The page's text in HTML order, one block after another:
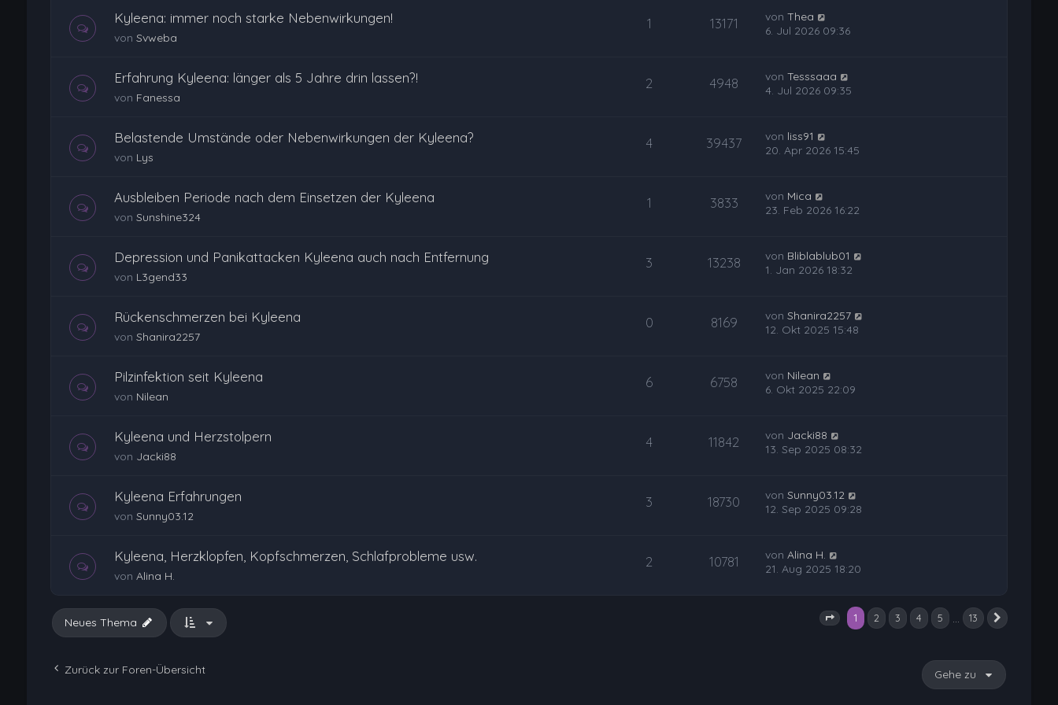
Kyleena: immer noch starke Nebenwirkungen!
von Svweba
1 13171 vonThea
6. Jul 2026 09:36
Erfahrung Kyleena: länger als 5 Jahre drin lassen?!
von Fanessa
2 4948 vonTesssaaa
4. Jul 2026 09:35
Belastende Umstände oder Nebenwirkungen der Kyleena?
von Lys
4 39437 von liss91
20. Apr 2026 15:45
Ausbleiben Periode nach dem Einsetzen der Kyleena
von Sunshine324
1 3833 von Mica
23. Feb 2026 16:22
Depression und Panikattacken Kyleena auch nach Entfernung
von L3gend33
3 13238 von Bliblablub01
1. Jan 2026 18:32
Rückenschmerzen bei Kyleena
von Shanira2257
0 8169 vonShanira2257
12. Okt 2025 15:48
Pilzinfektion seit Kyleena
von Nilean
6 6758 von Nilean
6. Okt 2025 22:09
Kyleena und Herzstolpern
von Jacki88
4 11842 von Jacki88
13. Sep 2025 08:32
Kyleena Erfahrungen
von Sunny03.12
3 18730 vonSunny03.12
12. Sep 2025 09:28
Kyleena, Herzklopfen, Kopfschmerzen, Schlafprobleme usw.
von Alina H.
2 10781 vonAlina H.
21. Aug 2025 18:20
Seite 1 von 13
1 2 3 4 5 13
Neues Thema
Zurück zur Foren-Übersicht Gehe zu